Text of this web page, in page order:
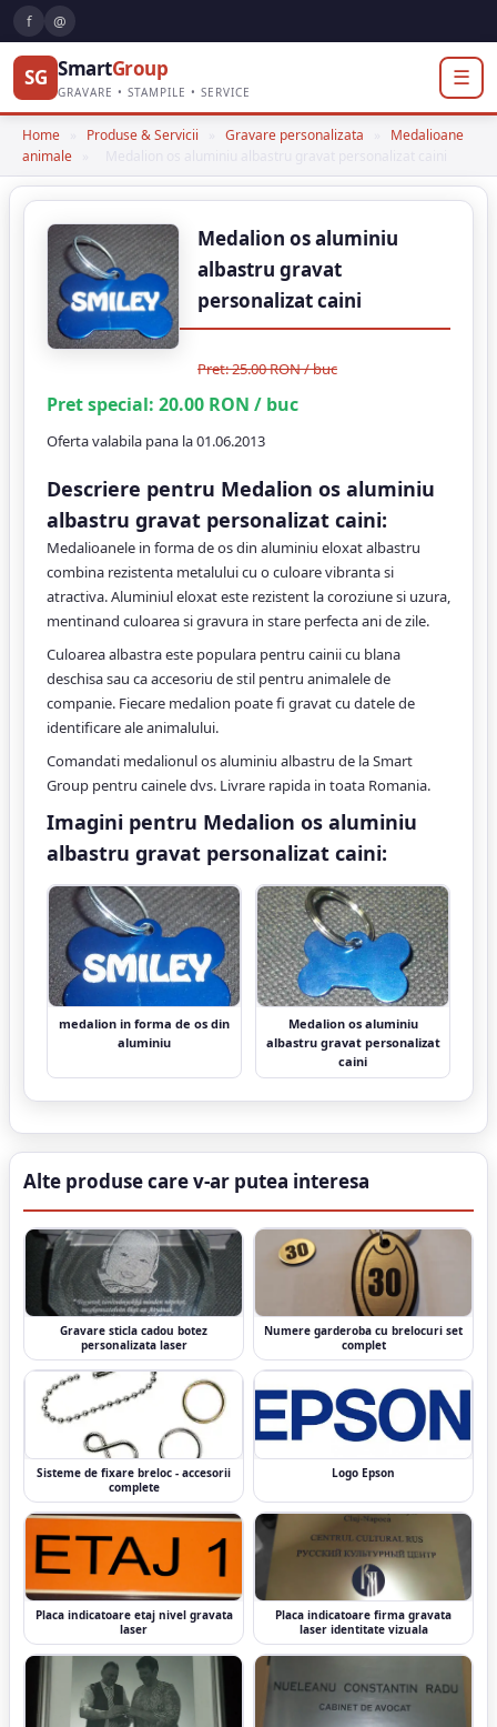
f @
SG SmartGroup
GRAVARE • STAMPILE • SERVICE
☰
Home Produse & Servicii Gravare personalizata
Medalioane
animale
Medalion os aluminiu
albastru gravat
personalizat caini
Pret: 25.00 RON / buc
Pret special: 20.00 RON / buc
Oferta valabila pana la01.06.2013
Descriere pentru Medalion os aluminiu
albastru gravat personalizat caini:
Medalioanele in forma de os din aluminiu eloxat albastru
combina rezistenta metalului cu o culoare vibranta si
atractiva. Aluminiul eloxat este rezistent la coroziune si uzura,
mentinand culoarea si gravura in stare perfecta ani de zile.
Culoarea albastra este populara pentru cainii cu blana
deschisa sau ca accesoriu de stil pentru animalele de
companie. Fiecare medalion poate fi gravat cu datele de
identificare ale animalului.
Comandati medalionul os aluminiu albastru de la Smart
Group pentru cainele dvs. Livrare rapida in toata Romania.
Imagini pentru Medalion os aluminiu
albastru gravat personalizat caini:
medalion in forma de os din
aluminiu
Medalion os aluminiu
albastru gravat personalizat
caini
Alte produse care v-ar putea interesa
Gravare sticla cadou botez
personalizata laser
Numere garderoba cu brelocuri set
complet
Sisteme de fixare breloc - accesorii
complete
Logo Epson
Placa indicatoare etaj nivel gravata
laser
Placa indicatoare firma gravata
laser identitate vizuala